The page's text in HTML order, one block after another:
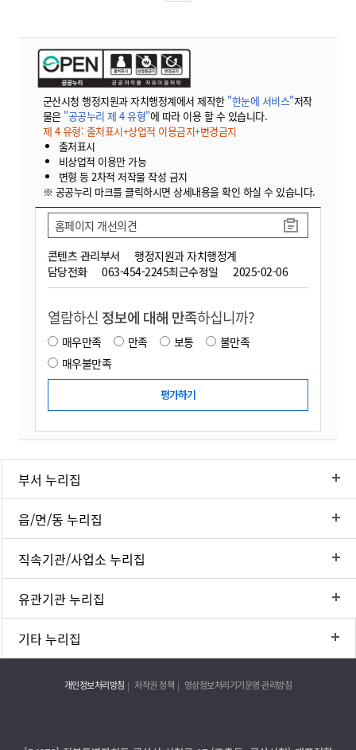
군산시청 행정지원과 자치행정계에서 제작한 "한눈에 서비스"저작
물은 "공공누리 제 4 유형"에 따라 이용 할 수 있습니다.
제 4 유형: 출처표시+상업적 이용금지+변경금지
출처표시
비상업적 이용만 가능
변형 등 2차적 저작물 작성 금지
※ 공공누리 마크를 클릭하시면 상세내용을 확인 하실 수 있습니다.
콘텐츠 관리부서
행정지원과 자치행정계
담당전화
063-454-2245최근수정일 2025-02-06
홈페이지 개선의견
열람하신 정보에 대해 만족하십니까?
매우만족 만족 보통
불만족
매우불만족
부서 누리집
읍/면/동 누리집
직속기관/사업소 누리집
유관기관 누리집
기타 누리집
개인정보처리방침 저작권 정책 영상정보처리기기운영·관리방침